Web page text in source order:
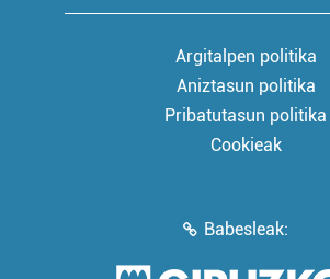
Argitalpen politika
Aniztasun politika
Pribatutasun politika
Cookieak
Babesleak: